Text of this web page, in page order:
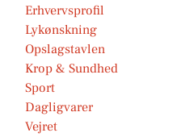
Erhvervsprofil
Lykønskning
Opslagstavlen
Krop & Sundhed
Sport
Dagligvarer
Vejret